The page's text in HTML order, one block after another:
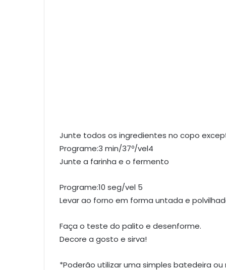
Junte todos os ingredientes no copo
Programe:3 min/37º/vel4
Junte a farinha e o fermento
Programe:10 seg/vel 5
Levar ao forno em forma untada e
Faça o teste do palito e desenforme.
Decore a gosto e sirva!
*Poderão utilizar uma simples batedeira